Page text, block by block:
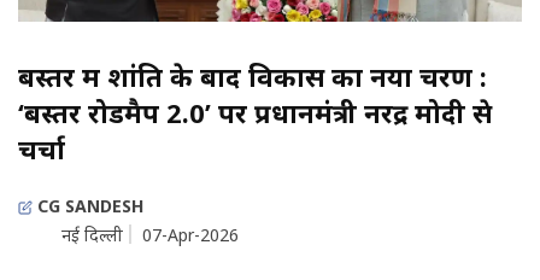
बस्तर में शांति के बाद विकास का नया चरण :
‘बस्तर रोडमैप 2.0’ पर प्रधानमंत्री नरेंद्र मोदी से
चर्चा
CG SANDESH
नई दिल्ली
07-Apr-2026